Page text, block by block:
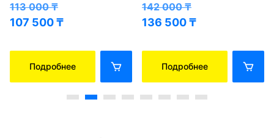
113 000₸
107 500₸
Подробнее
142 000₸
136 500₸
Подробнее